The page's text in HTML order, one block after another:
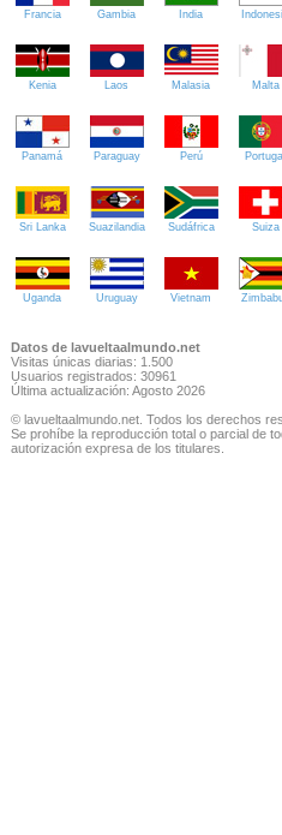
Francia Gambia India
Kenia Laos Malasia Malta
Panamá Paraguay Perú Portugal
Sri Lanka Suazilandia Sudáfrica Suiza
Uganda Uruguay Vietnam
Datos de lavueltaalmundo.net
Visitas únicas diarias: 1.500
Usuarios registrados: 30961
Última actualización: Agosto 2026
© lavueltaalmundo.net. Todos los derechos
Se prohíbe la reproducción total o parcial de
autorización expresa de los titulares.